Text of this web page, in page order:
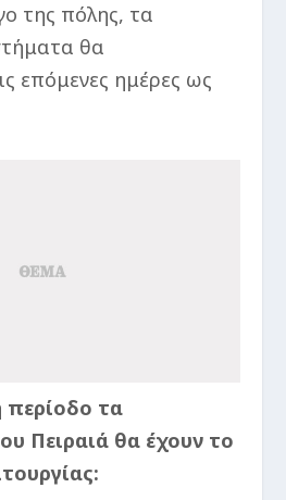
της πόλης, τα
θα
επόμενες ημέρες ως
περίοδο τα
Πειραιά θα έχουν το